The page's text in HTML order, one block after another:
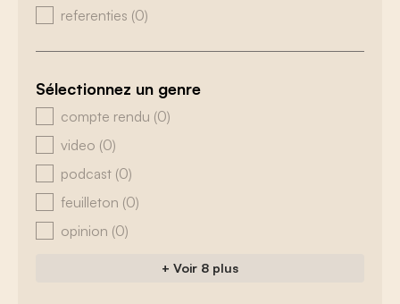
referenties (0)
Sélectionnez un genre
zoeken - genre
compte rendu (0)
video (0)
podcast (0)
feuilleton (0)
opinion (0)
+ Voir 8 plus